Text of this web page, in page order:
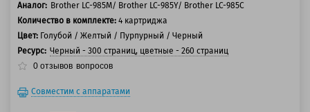
Аналог: Brother LC-985M/ Brother LC-985Y/ Brother LC-985C
Количество в комплекте: 4 картриджа
Цвет: Голубой / Желтый / Пурпурный / Черный
Ресурс: Черный - 300 страниц, цветные - 260 страниц
0 отзывов вопросов
Совместим с аппаратами